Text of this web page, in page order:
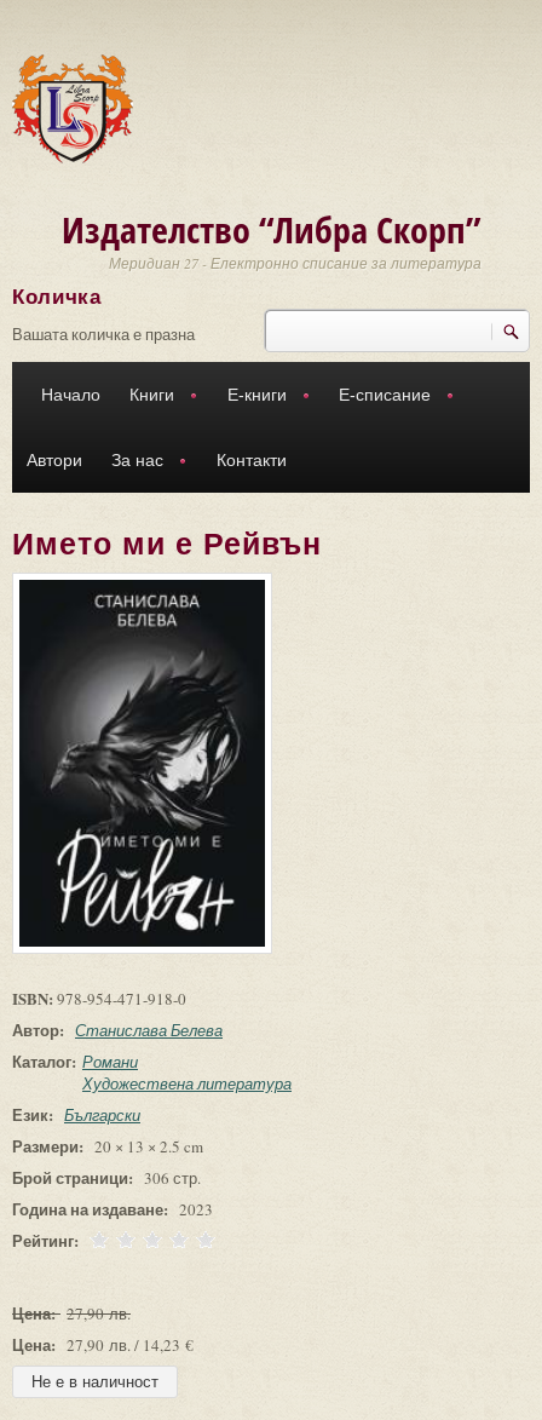
Издателство “Либра Скорп”
Меридиан 27 - Електронно списание за литература
Търси
Количка
Вашата количка е празна
Начало Книги Е-книги Е-списание
Автори За нас Контакти
Името ми е Рейвън
ISBN: 978-954-471-918-0
Автор: Станислава Белева
Каталог: Романи
Художествена литература
Език: Български
Размери: 20 × 13 × 2.5 cm
Брой страници: 306 стр.
Година на издаване: 2023
Рейтинг:
Цена: 27,90 лв.
Цена: 27,90 лв. / 14,23 €